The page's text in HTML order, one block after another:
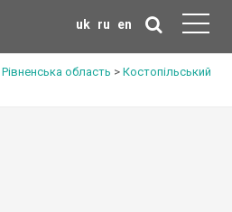
uk ru en
Рівненська область > Костопільський